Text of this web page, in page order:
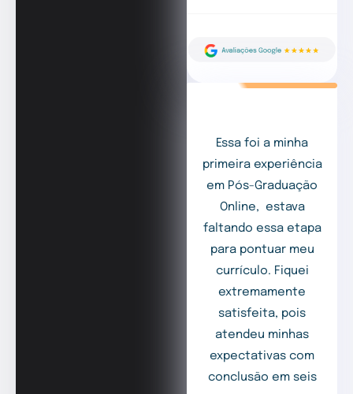
Essa foi a minha
primeira experiência
em Pós-Graduação
Online, estava
faltando essa etapa
para pontuar meu
currículo. Fiquei
extremamente
satisfeita, pois
atendeu minhas
expectativas com
conclusão em seis